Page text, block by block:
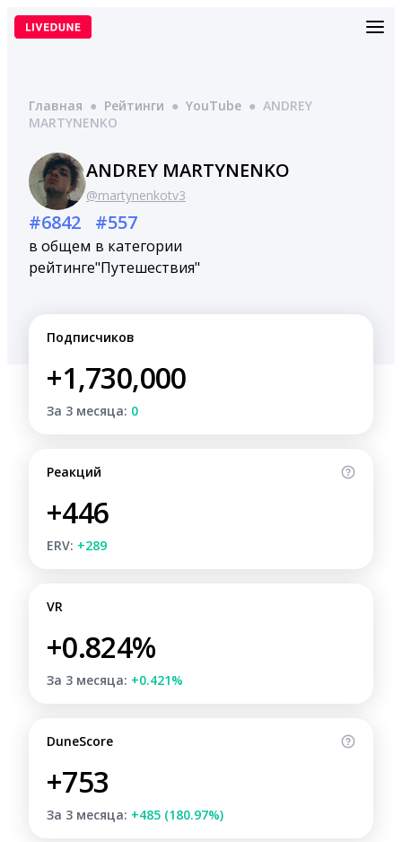
Перейти
Главная ● Рейтинги ● YouTube ● ANDREY
MARTYNENKO
ANDREY MARTYNENKO
@martynenkotv3
#6842
в общем
рейтинге
#557
в категории
"Путешествия"
Подписчиков
+1,730,000
За 3 месяца: 0
Реакций
+446
ERV: +289
VR
+0.824%
За 3 месяца: +0.421%
DuneScore
+753
За 3 месяца: +485 (180.97%)